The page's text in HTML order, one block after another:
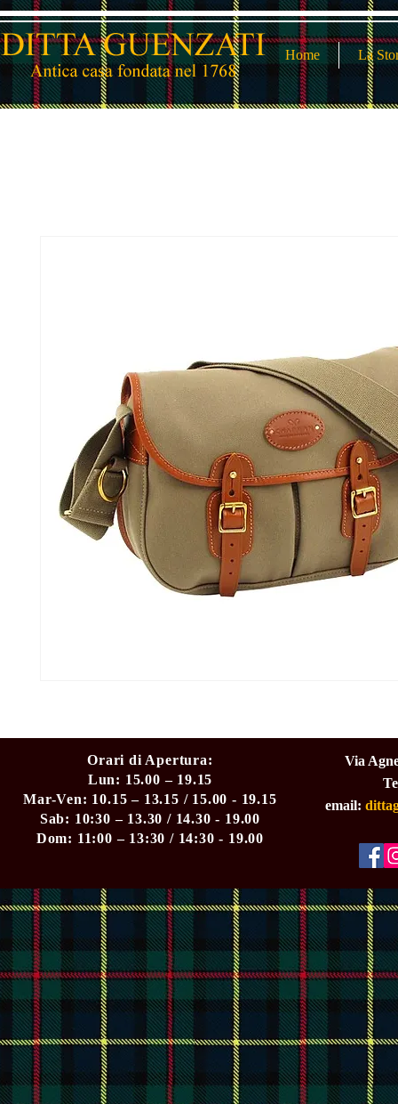
Home La
Orari di Apertura:
Lun: 15.00 – 19.15
Mar-Ven: 10.15 – 13.15 / 15.00 - 19.15
Sab: 10:30 – 13.30 / 14.30 - 19.00
Dom: 11:00 – 13:30 / 14:30 - 19.00
Via
email: